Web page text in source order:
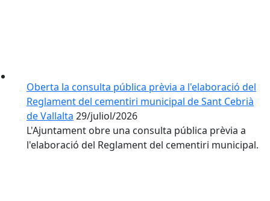
Oberta la consulta pública prèvia a l'elaboració del
Reglament del cementiri municipal de Sant Cebrià
de Vallalta 29/juliol/2026
L'Ajuntament obre una consulta pública prèvia a
l'elaboració del Reglament del cementiri municipal.